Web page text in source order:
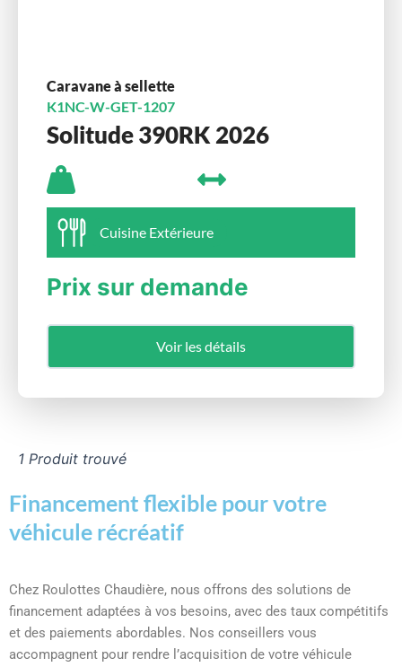
Caravane à sellette
K1NC-W-GET-1207
Solitude 390RK 2026
Cuisine Extérieure
Prix sur demande
Voir les détails
1 Produit trouvé
Financement flexible pour votre
véhicule récréatif
Chez Roulottes Chaudière, nous offrons des solutions de
financement adaptées à vos besoins, avec des taux compétitifs
et des paiements abordables. Nos conseillers vous
accompagnent pour rendre l’acquisition de votre véhicule